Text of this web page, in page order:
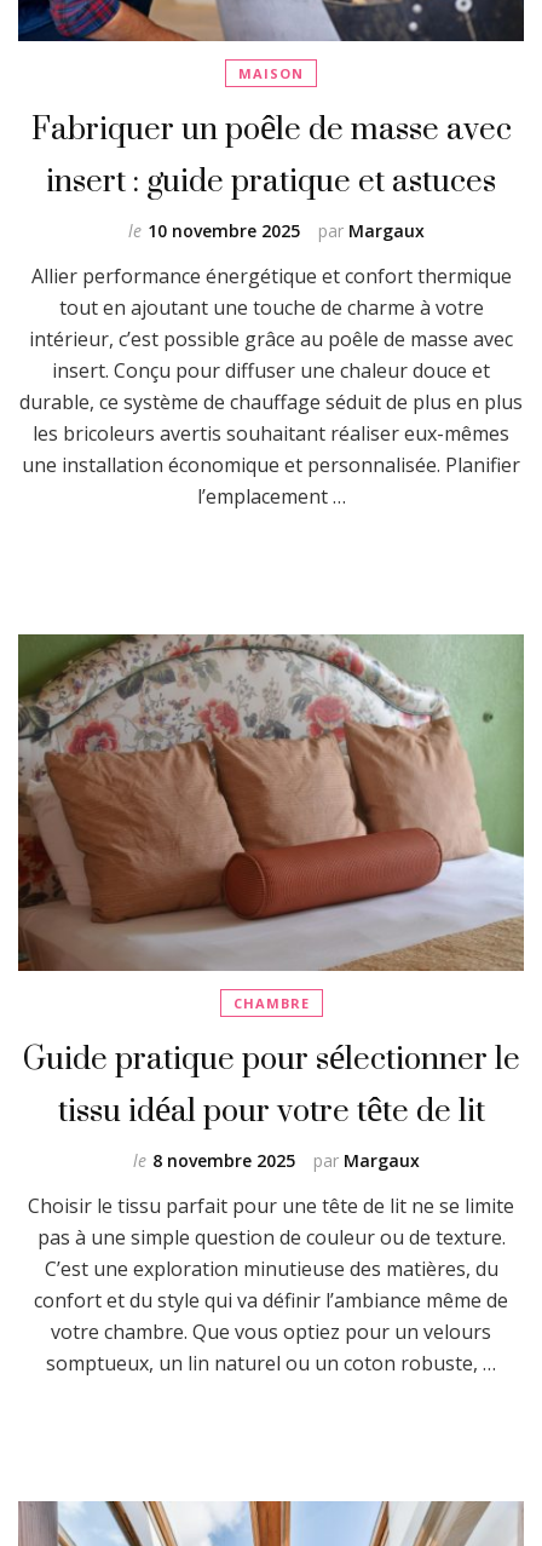
MAISON
Fabriquer un poêle de masse avec
insert : guide pratique et astuces
par Margaux
le 10 novembre 2025
Allier performance énergétique et confort thermique
tout en ajoutant une touche de charme à votre
intérieur, c’est possible grâce au poêle de masse avec
insert. Conçu pour diffuser une chaleur douce et
durable, ce système de chauffage séduit de plus en plus
les bricoleurs avertis souhaitant réaliser eux-mêmes
une installation économique et personnalisée. Planifier
l’emplacement …
CHAMBRE
Guide pratique pour sélectionner le
tissu idéal pour votre tête de lit
par Margaux
le 8 novembre 2025
Choisir le tissu parfait pour une tête de lit ne se limite
pas à une simple question de couleur ou de texture.
C’est une exploration minutieuse des matières, du
confort et du style qui va définir l’ambiance même de
votre chambre. Que vous optiez pour un velours
somptueux, un lin naturel ou un coton robuste, …